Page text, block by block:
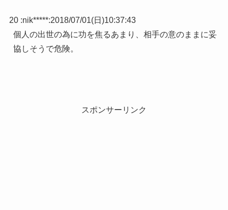
20 :nik*****:2018/07/01(日)10:37:43
個人の出世の為に功を焦るあまり、相手の意のままに妥
協しそうで危険。
スポンサーリンク